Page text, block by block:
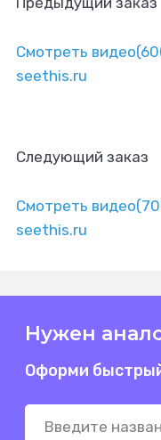
Смотреть
seethis.ru
Следующий заказ
Смотреть
seethis.ru
Нужен
Оформи